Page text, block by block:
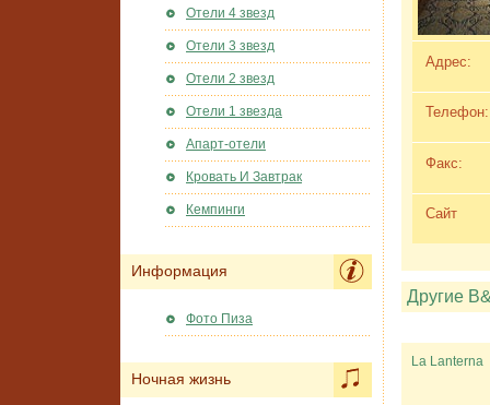
Адрес:
Телефон:
Факс:
Сайт
Другие
La Lanterna
Отели 4 звезд
Отели 3 звезд
Отели 2 звезд
Отели 1 звезда
Апарт-отели
Кровать И Завтрак
Кемпинги
Информация
Фото Пиза
Ночная жизнь